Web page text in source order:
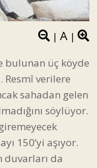
| A |
bulunan üç köyde
Resmî verilere
sahadan gelen
söylüyor.
150’yi aşıyor.
duvarları da